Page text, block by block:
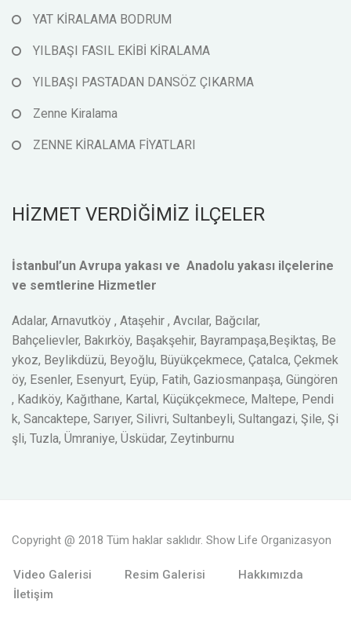
YAT KİRALAMA BODRUM
YILBAŞI FASIL EKİBİ KİRALAMA
YILBAŞI PASTADAN DANSÖZ ÇIKARMA
Zenne Kiralama
ZENNE KİRALAMA FİYATLARI
HİZMET VERDİĞİMİZ İLÇELER
İstanbul’un Avrupa yakası ve Anadolu yakası ilçelerine
ve semtlerine Hizmetler
Adalar, Arnavutköy , Ataşehir , Avcılar, Bağcılar,
Bahçelievler, Bakırköy, Başakşehir, Bayrampaşa,Beşiktaş, Be
ykoz, Beylikdüzü, Beyoğlu, Büyükçekmece, Çatalca, Çekmek
öy, Esenler, Esenyurt, Eyüp, Fatih, Gaziosmanpaşa, Güngören
, Kadıköy, Kağıthane, Kartal, Küçükçekmece, Maltepe, Pendi
k, Sancaktepe, Sarıyer, Silivri, Sultanbeyli, Sultangazi, Şile, Şi
şli, Tuzla, Ümraniye, Üsküdar, Zeytinburnu
Copyright @ 2018 Tüm haklar saklıdır. Show Life Organizasyon
Video Galerisi Resim Galerisi
Hakkımızda
İletişim